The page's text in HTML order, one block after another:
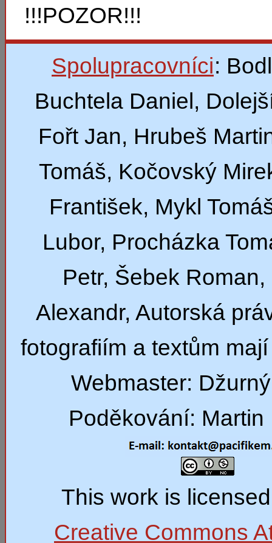
!!!POZOR!!!
Spolupracovníci:
Buchtela Daniel,
Fořt Jan, Hrubeš
Tomáš, Kočovský
František, Mykl
Lubor, Procházka
Petr, Šebek
Alexandr, Autorská
fotografiím a textům
Webmaster:
Poděkování: Martin
This work is
Creative Commons